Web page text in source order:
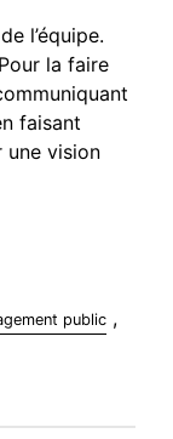
l’équipe.
la faire
faisant
une vision
public ,